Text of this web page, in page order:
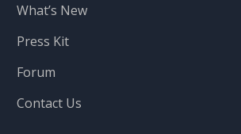
What’s New
Press Kit
Forum
Contact Us